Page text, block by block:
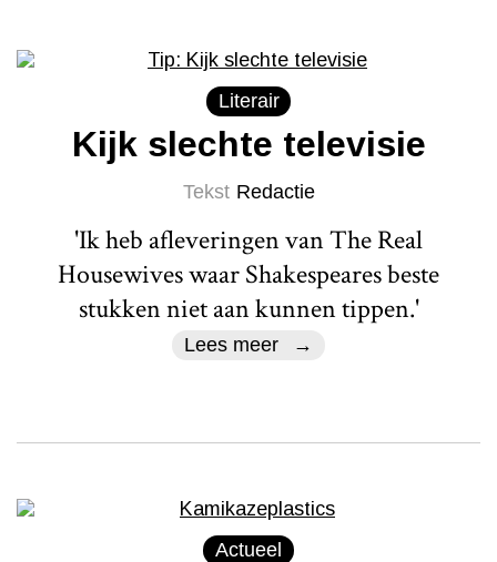
Literair
Kijk slechte televisie
Tekst Redactie
'Ik heb afleveringen van The Real
Housewives waar Shakespeares beste
stukken niet aan kunnen tippen.'
Lees meer
Actueel